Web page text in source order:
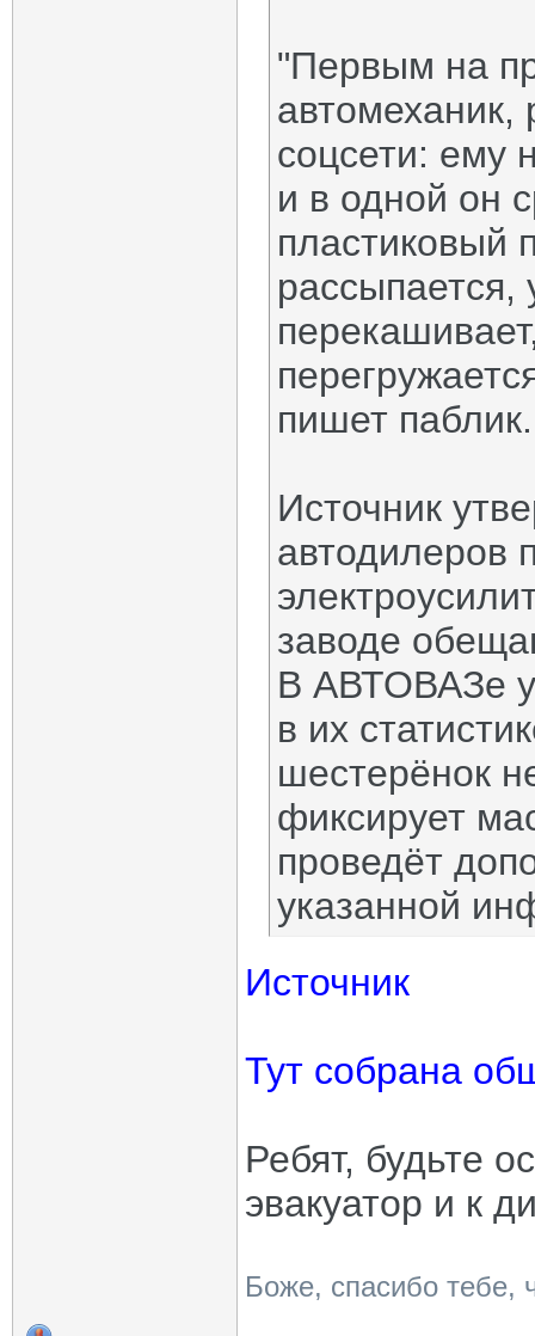
"Первым на
автомеханик,
соцсети: ему
и в одной он
пластиковый
рассыпается,
пишет паблик.
Источник
автодилеров
заводе
В АВТОВАЗе
в их
шестерёнок
фиксирует
проведёт
указанной
Источник
Тут собрана
Ребят, будьте
эвакуатор и к
Боже, спасибо тебе,